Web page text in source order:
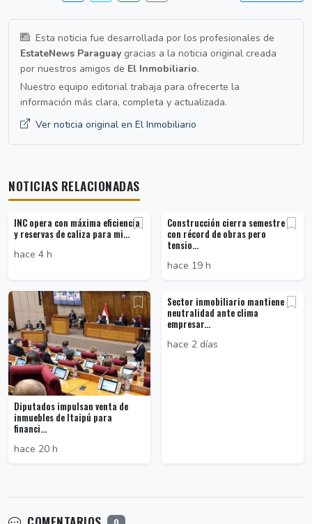
Esta noticia fue desarrollada por los profesionales de
EstateNews Paraguay gracias a la noticia original creada
por nuestros amigos de El Inmobiliario.
Nuestro equipo editorial trabaja para ofrecerte la
información más clara, completa y actualizada.
Ver noticia original en El Inmobiliario
NOTICIAS RELACIONADAS
INC opera con máxima eficiencia
y reservas de caliza para mi...
hace 4 h
Construcción cierra semestre
con récord de obras pero
tensio...
hace 19 h
Diputados impulsan venta de
inmuebles de Itaipú para
financi...
hace 20 h
Sector inmobiliario mantiene
neutralidad ante clima
empresar...
hace 2 días